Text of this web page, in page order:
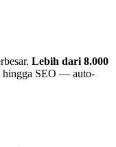
Lebih dari 8.000
hingga SEO — auto-